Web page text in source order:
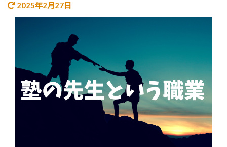
2025年2月27日